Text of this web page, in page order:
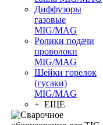
Диффузоры
газовые
MIG/MAG
Ролики подачи
проволоки
MIG/MAG
Шейки горелок
(гусаки)
MIG/MAG
+ ЕЩЕ